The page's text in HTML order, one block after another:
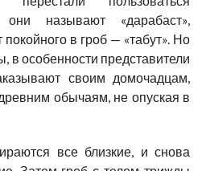
называют «дарабаст»,
в гроб — «табут». Но
в особенности представители
своим домочадцам,
обычаям, не опуская в
все близкие, и снова